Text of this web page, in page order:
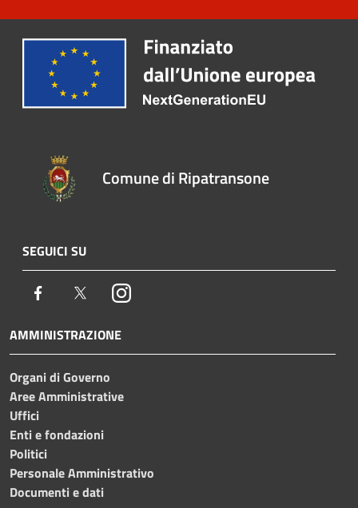
Comune di Ripatransone
SEGUICI SU
Facebook TwitterInstagram
AMMINISTRAZIONE
Organi di Governo
Aree Amministrative
Uffici
Enti e fondazioni
Politici
Personale Amministrativo
Documenti e dati